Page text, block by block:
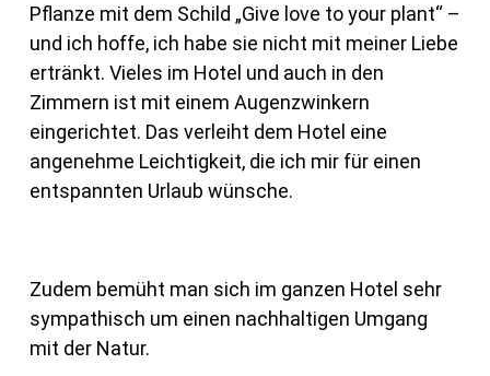
Pflanze mit dem Schild „Give love to your plant“ –
und ich hoffe, ich habe sie nicht mit meiner Liebe
ertränkt. Vieles im Hotel und auch in den
Zimmern ist mit einem Augenzwinkern
eingerichtet. Das verleiht dem Hotel eine
angenehme Leichtigkeit, die ich mir für einen
entspannten Urlaub wünsche.
Zudem bemüht man sich im ganzen Hotel sehr
sympathisch um einen nachhaltigen Umgang
mit der Natur.